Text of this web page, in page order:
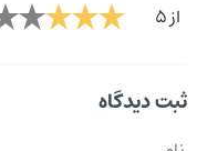
از 5
ثبت دیدگاه